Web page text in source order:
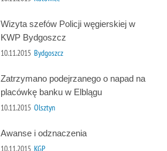
Wizyta szefów Policji węgierskiej w
KWP Bydgoszcz
10.11.2015 Bydgoszcz
Zatrzymano podejrzanego o napad na
placówkę banku w Elblągu
10.11.2015 Olsztyn
Awanse i odznaczenia
10.11.2015 KGP